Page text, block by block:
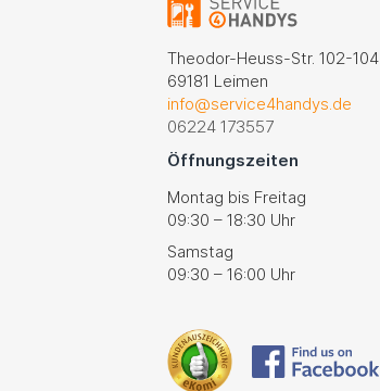
Theodor-Heuss-Str. 102-104
69181 Leimen
info@service4handys.de
06224 173557
Öffnungszeiten
Montag bis Freitag
09:30 – 18:30 Uhr
Samstag
09:30 – 16:00 Uhr